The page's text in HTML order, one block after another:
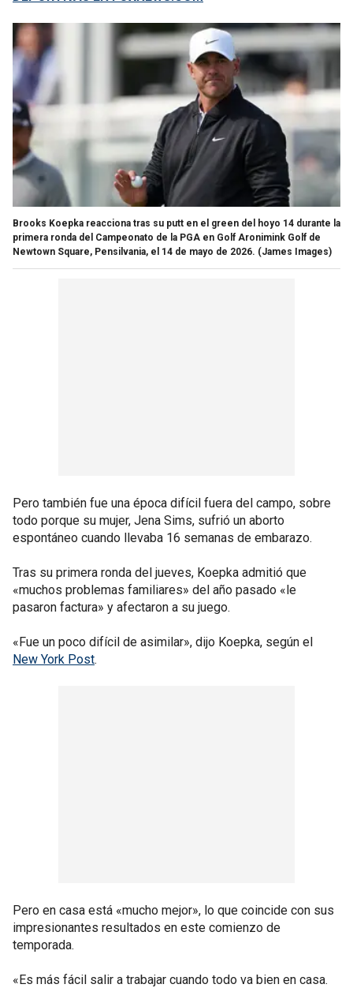
Brooks Koepka reacciona tras su putt en el green del hoyo 14 durante la
primera ronda del Campeonato de la PGA en Golf Aronimink Golf de
Newtown Square, Pensilvania, el 14 de mayo de 2026. (James Images)
Pero también fue una época difícil fuera del campo, sobre
todo porque su mujer, Jena Sims, sufrió un aborto
espontáneo cuando llevaba 16 semanas de embarazo.
Tras su primera ronda del jueves, Koepka admitió que
«muchos problemas familiares» del año pasado «le
pasaron factura» y afectaron a su juego.
«Fue un poco difícil de asimilar», dijo Koepka, según el
New York Post.
Pero en casa está «mucho mejor», lo que coincide con sus
impresionantes resultados en este comienzo de
temporada.
«Es más fácil salir a trabajar cuando todo va bien en casa.